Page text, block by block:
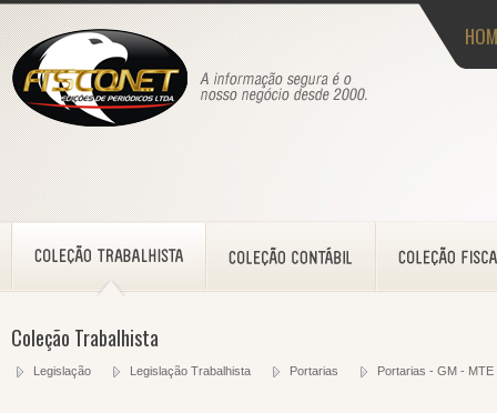
Coleção Trabalhista
Legislação Legislação Trabalhista Portarias Portarias - GM - MTE